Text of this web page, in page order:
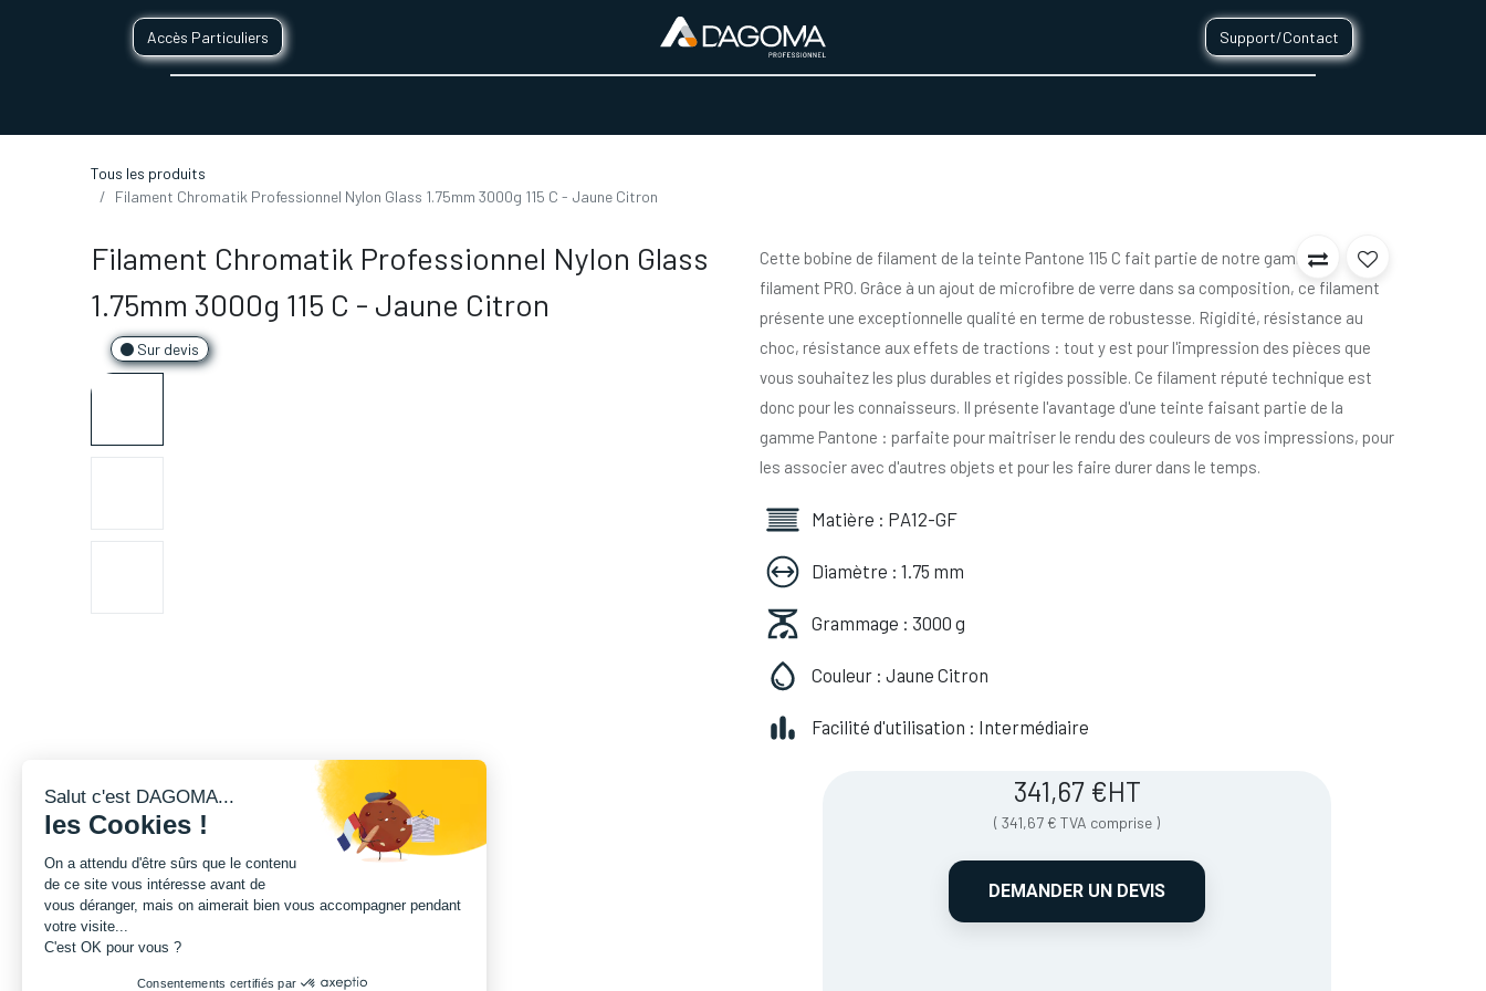
Accès Particuliers Support/Contact
Tous les produits
Filament Chromatik Professionnel Nylon Glass 1.75mm 3000g 115 C - Jaune Citron
Filament Chromatik Professionnel Nylon Glass
1.75mm 3000g 115 C - Jaune Citron
Sur devis
Cette bobine de filament de la teinte Pantone 115 C fait partie de notre gamme de
filament PRO. Grâce à un ajout de microfibre de verre dans sa composition, ce filament
présente une exceptionnelle qualité en terme de robustesse. Rigidité, résistance au
choc, résistance aux effets de tractions : tout y est pour l'impression des pièces que
vous souhaitez les plus durables et rigides possible. Ce filament réputé technique est
donc pour les connaisseurs. Il présente l'avantage d'une teinte faisant partie de la
gamme Pantone : parfaite pour maitriser le rendu des couleurs de vos impressions, pour
les associer avec d'autres objets et pour les faire durer dans le temps.
Matière : PA12-GF
Diamètre : 1.75 mm
Grammage : 3000 g
Couleur : Jaune Citron
Facilité d'utilisation : Intermédiaire
341,67€HT
(341,67 € TVA comprise )
DEMANDER UN DEVIS
Salut c'est DAGOMA...
les Cookies !
On a attendu d'être sûrs que le contenu
de ce site vous intéresse avant de
vous déranger, mais on aimerait bien vous accompagner pendant
votre visite...
C'est OK pour vous ?
Consentements certifiés par